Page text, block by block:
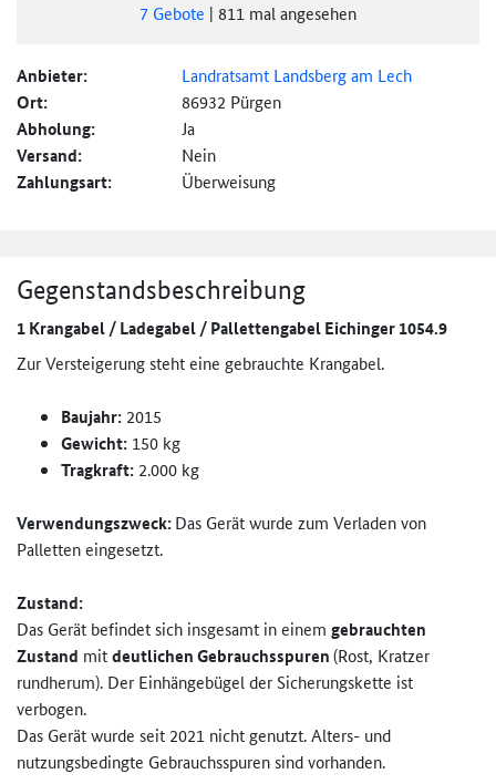
7 Gebote | 811 mal angesehen
Anbieter: Landratsamt Landsberg am Lech
Ort: 86932 Pürgen
Abholung: Ja
Versand: Nein
Zahlungsart: Überweisung
Gegenstandsbeschreibung
1 Krangabel / Ladegabel / Pallettengabel Eichinger 1054.9
Zur Versteigerung steht eine gebrauchte Krangabel.
Baujahr: 2015
Gewicht: 150 kg
Tragkraft: 2.000 kg
Verwendungszweck:Das Gerät wurde zum Verladen von
Palletten eingesetzt.
Zustand:
Das Gerät befindet sich insgesamt in einem gebrauchten
Zustand mitdeutlichen Gebrauchsspuren(Rost, Kratzer
rundherum). Der Einhängebügel der Sicherungskette ist
verbogen.
Das Gerät wurde seit 2021 nicht genutzt. Alters- und
nutzungsbedingte Gebrauchsspuren sind vorhanden.